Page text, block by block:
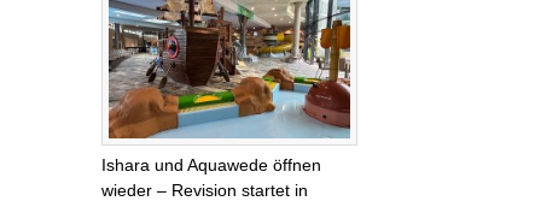
Ishara und Aquawede öffnen
wieder – Revision startet in